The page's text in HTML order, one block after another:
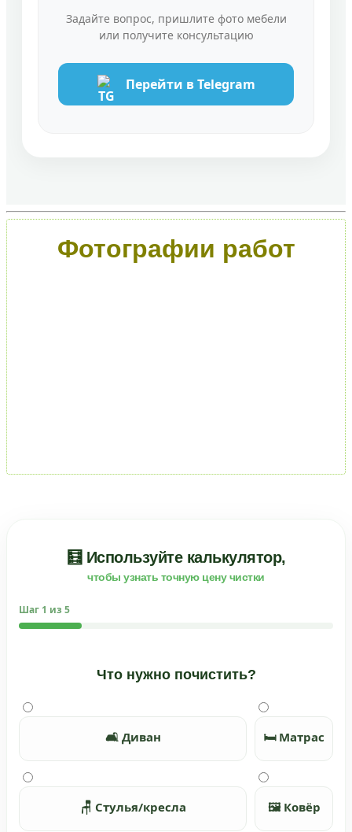
Задайте вопрос, пришлите фото мебели
или получите консультацию
Перейти в Telegram
Фотографии работ
🧮 Используйте калькулятор,
чтобы узнать точную цену чистки
Шаг 1 из 5
Что нужно почистить?
🛋️ Диван 🛏️ Матрас
🪑 Стулья/кресла 🖼️ Ковёр